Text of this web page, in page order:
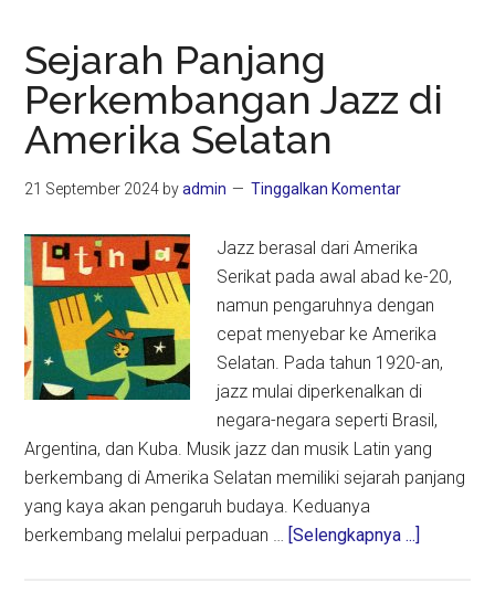
Sejarah Panjang
Perkembangan Jazz di
Amerika Selatan
21 September 2024 byadmin Tinggalkan Komentar
Jazz berasal dari Amerika
Serikat pada awal abad ke-20,
namun pengaruhnya dengan
cepat menyebar ke Amerika
Selatan. Pada tahun 1920-an,
jazz mulai diperkenalkan di
negara-negara seperti Brasil,
Argentina, dan Kuba. Musik jazz dan musik Latin yang
berkembang di Amerika Selatan memiliki sejarah panjang
yang kaya akan pengaruh budaya. Keduanya
berkembang melalui perpaduan … [Selengkapnya ...]